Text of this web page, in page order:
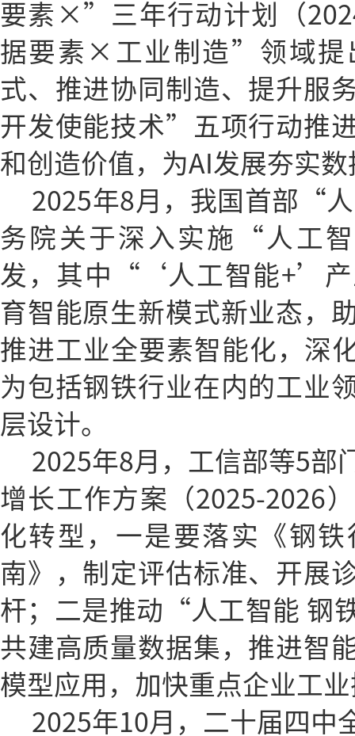
要素×”三年行动计划（
据要素×工业制造”领域提
式、推进协同制造、提升服
开发使能技术”五项行动推
和创造价值，为AI发展夯实
2025年8月，我国首部“
务院关于深入实施“人工
发，其中“‘人工智能+’
育智能原生新模式新业态，
推进工业全要素智能化，深
为包括钢铁行业在内的工业
层设计。
2025年8月，工信部等5部
增长工作方案（2025-2026
化转型，一是要落实《钢
南》，制定评估标准、开展
杆；二是推动“人工智能 钢
共建高质量数据集，推进智
模型应用，加快重点企业工
2025年10月，二十届四